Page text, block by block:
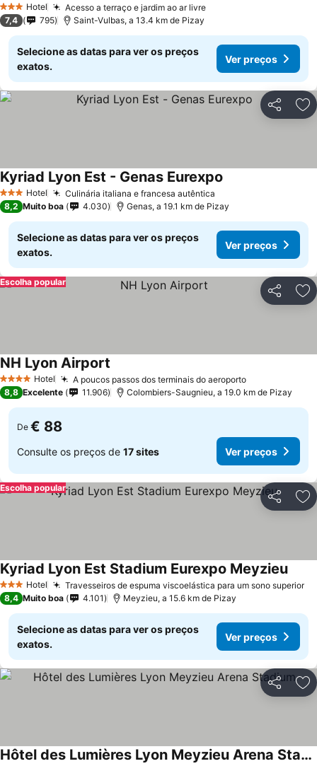
3 EstrelasHotel Acesso a terraço e jardim ao ar livre
7,4 795 Saint-Vulbas, a 13.4 km de Pizay
Selecione as datas para ver os preços
exatos.
Ver preços
Partilhar
3 EstrelasHotel Culinária italiana e francesa autêntica
Kyriad Lyon Est - Genas Eurexpo
8,2 Muito boa 4.030 Genas, a 19.1 km de Pizay
Selecione as datas para ver os preços
exatos.
Ver preços
Partilhar
Escolha popular
4 EstrelasHotel A poucos passos dos terminais do aeroporto
NH Lyon Airport
8,8 Excelente 11.906 Colombiers-Saugnieu, a 19.0 km de Pizay
De € 88
Consulte os preços de 17 sites Ver preços
Partilhar
Escolha popular
3 EstrelasHotel Travesseiros de espuma viscoelástica para um sono superior
Kyriad Lyon Est Stadium Eurexpo Meyzieu
8,4 Muito boa 4.101 Meyzieu, a 15.6 km de Pizay
Selecione as datas para ver os preços
exatos.
Ver preços
Partilhar
Hôtel des Lumières Lyon Meyzieu Arena Stadium